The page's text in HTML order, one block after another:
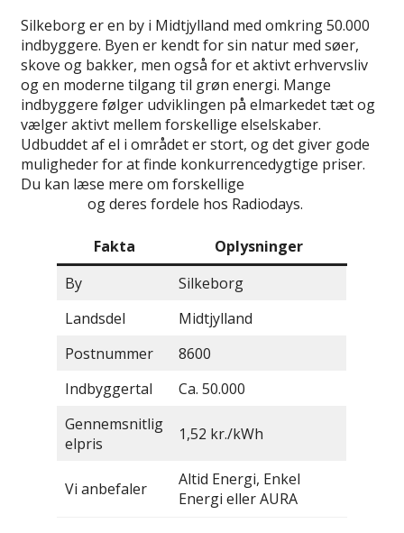
Silkeborg er en by i Midtjylland med omkring 50.000
indbyggere. Byen er kendt for sin natur med søer,
skove og bakker, men også for et aktivt erhvervsliv
og en moderne tilgang til grøn energi. Mange
indbyggere følger udviklingen på elmarkedet tæt og
vælger aktivt mellem forskellige elselskaber.
Udbuddet af el i området er stort, og det giver gode
muligheder for at finde konkurrencedygtige priser.
Du kan læse mere om forskellige
og deres fordele hos Radiodays.
Fakta
Oplysninger
By
Silkeborg
Landsdel
Midtjylland
Postnummer
8600
Indbyggertal
Ca. 50.000
Gennemsnitlig
elpris
1,52 kr./kWh
Vi anbefaler
Altid Energi, Enkel
Energi eller AURA